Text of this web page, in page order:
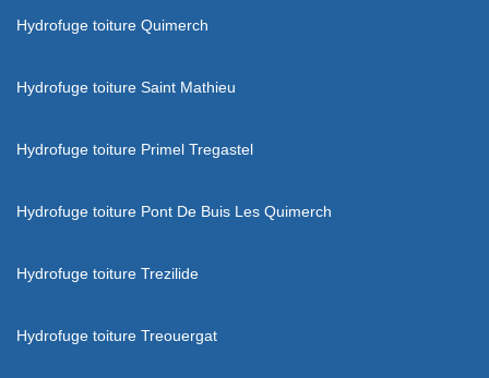
Hydrofuge toiture Quimerch
Hydrofuge toiture Saint Mathieu
Hydrofuge toiture Primel Tregastel
Hydrofuge toiture Pont De Buis Les Quimerch
Hydrofuge toiture Trezilide
Hydrofuge toiture Treouergat